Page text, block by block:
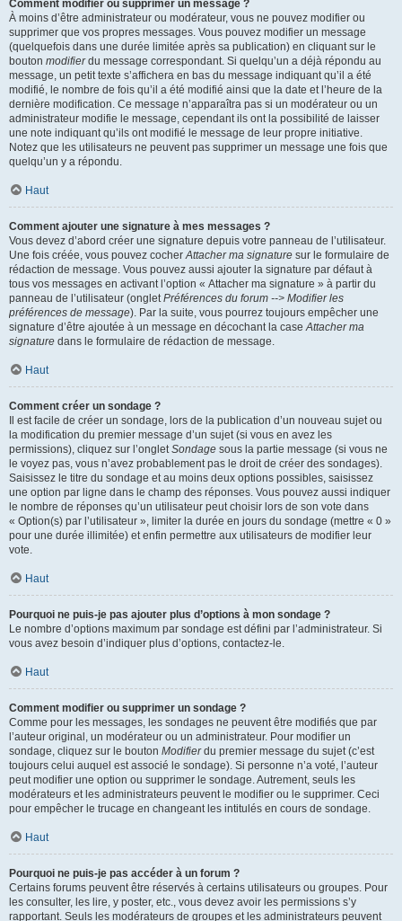
Comment modifier ou supprimer un message ?
À moins d’être administrateur ou modérateur, vous ne pouvez modifier ou
supprimer que vos propres messages. Vous pouvez modifier un message
(quelquefois dans une durée limitée après sa publication) en cliquant sur le
bouton modifierdu message correspondant. Si quelqu’un a déjà répondu au
message, un petit texte s’affichera en bas du message indiquant qu’il a été
modifié, le nombre de fois qu’il a été modifié ainsi que la date et l’heure de la
dernière modification. Ce message n’apparaîtra pas si un modérateur ou un
administrateur modifie le message, cependant ils ont la possibilité de laisser
une note indiquant qu’ils ont modifié le message de leur propre initiative.
Notez que les utilisateurs ne peuvent pas supprimer un message une fois que
quelqu’un y a répondu.
Haut
Comment ajouter une signature à mes messages ?
Vous devez d’abord créer une signature depuis votre panneau de l’utilisateur.
Une fois créée, vous pouvez cocherAttacher ma signature sur le formulaire de
rédaction de message. Vous pouvez aussi ajouter la signature par défaut à
tous vos messages en activant l’option « Attacher ma signature » à partir du
panneau de l’utilisateur (ongletPréférences du forum --> Modifier les
préférences de message). Par la suite, vous pourrez toujours empêcher une
signature d’être ajoutée à un message en décochant la caseAttacher ma
signature dans le formulaire de rédaction de message.
Haut
Comment créer un sondage ?
Il est facile de créer un sondage, lors de la publication d’un nouveau sujet ou
la modification du premier message d’un sujet (si vous en avez les
permissions), cliquez sur l’ongletSondage sous la partie message (si vous ne
le voyez pas, vous n’avez probablement pas le droit de créer des sondages).
Saisissez le titre du sondage et au moins deux options possibles, saisissez
une option par ligne dans le champ des réponses. Vous pouvez aussi indiquer
le nombre de réponses qu’un utilisateur peut choisir lors de son vote dans
« Option(s) par l’utilisateur », limiter la durée en jours du sondage (mettre « 0 »
pour une durée illimitée) et enfin permettre aux utilisateurs de modifier leur
vote.
Haut
Pourquoi ne puis-je pas ajouter plus d’options à mon sondage ?
Le nombre d’options maximum par sondage est défini par l’administrateur. Si
vous avez besoin d’indiquer plus d’options, contactez-le.
Haut
Comment modifier ou supprimer un sondage ?
Comme pour les messages, les sondages ne peuvent être modifiés que par
l’auteur original, un modérateur ou un administrateur. Pour modifier un
sondage, cliquez sur le bouton Modifierdu premier message du sujet (c’est
toujours celui auquel est associé le sondage). Si personne n’a voté, l’auteur
peut modifier une option ou supprimer le sondage. Autrement, seuls les
modérateurs et les administrateurs peuvent le modifier ou le supprimer. Ceci
pour empêcher le trucage en changeant les intitulés en cours de sondage.
Haut
Pourquoi ne puis-je pas accéder à un forum ?
Certains forums peuvent être réservés à certains utilisateurs ou groupes. Pour
les consulter, les lire, y poster, etc., vous devez avoir les permissions s’y
rapportant. Seuls les modérateurs de groupes et les administrateurs peuvent